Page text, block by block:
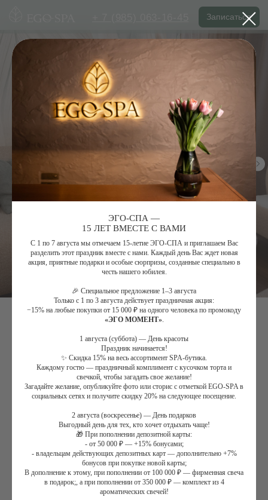
₽
Длительность:
Будние/выходные/праздничные дни:
Дополнительное угощение:
ЭГО-СПА —
15 ЛЕТ ВМЕСТЕ С ВАМИ
С 1 по 7 августа мы отмечаем 15-летие ЭГО-СПА и приглашаем Вас
разделить этот праздник вместе с нами. Каждый день Вас ждет новая
акция, приятные подарки и особые сюрпризы, созданные специально в
честь нашего юбилея.
🎉 Специальное предложение 1–3 августа
Только с 1 по 3 августа действует праздничная акция:
−15% на любые покупки от 15 000 ₽ на одного человека по промокоду
«ЭГО МОМЕНТ».
1 августа (суббота) — День красоты
Праздник начинается!
✨ Скидка 15% на весь ассортимент SPA-бутика.
Каждому гостю — праздничный комплимент с кусочком торта и
свечкой, чтобы загадать свое желание!
Загадайте желание, опубликуйте фото или сторис с отметкой EGO-SPA в
социальных сетях и получите скидку 20% на следующее посещение.
2 августа (воскресенье) — День подарков
Выгодный день для тех, кто хочет отдыхать чаще!
🎁 При пополнении депозитной карты:
- от 50 000 ₽ — +15% бонусами;
- владельцам действующих депозитных карт — дополнительно +7%
бонусов при покупке новой карты;
В дополнение к этому, при пополнении от 100 000 ₽ — фирменная свеча
в подарок;, а при пополнении от 350 000 ₽ — комплект из 4
ароматических свечей!